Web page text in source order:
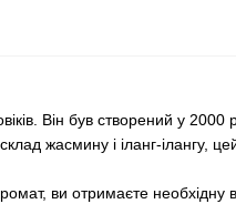
Він був створений у 2000
жасмину і іланг-
ви отримаєте необхідну